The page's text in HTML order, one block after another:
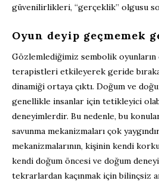
güvenilirlikleri, “gerçeklik” olgusu
Oyun deyip geçmemek
Gözlemlediğimiz sembolik oyunların
terapistleri etkileyerek geride
dinamiği ortaya çıktı. Doğum ve
genellikle insanlar için tetikleyici
deneyimlerdir. Bu nedenle, bu
savunma mekanizmaları çok
mekanizmalarının, kişinin kendi
kendi doğum öncesi ve doğum
tekrarlardan kaçınmak için bilinçsiz